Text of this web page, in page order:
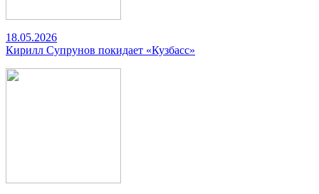
18.05.2026
Кирилл Супрунов покидает «Кузбасс»